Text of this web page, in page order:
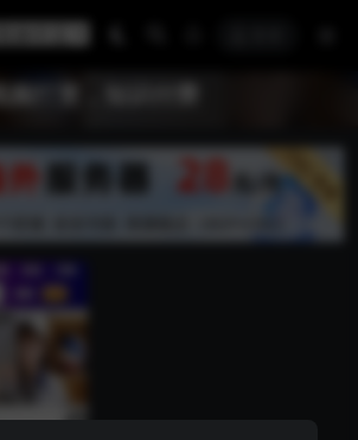
视频打赏，知识付费